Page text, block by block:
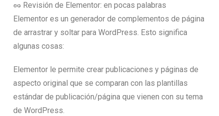
🥜 Revisión de Elementor: en pocas palabras
Elementor es un generador de complementos de página
de arrastrar y soltar para WordPress. Esto significa
algunas cosas:
Elementor le permite crear publicaciones y páginas de
aspecto original que se comparan con las plantillas
estándar de publicación/página que vienen con su tema
de WordPress.